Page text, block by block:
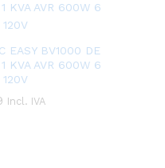
EASY BV1000 DE
KVA AVR 600W 6
Incl. IVA